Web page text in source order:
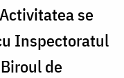
se
Inspectoratul
de